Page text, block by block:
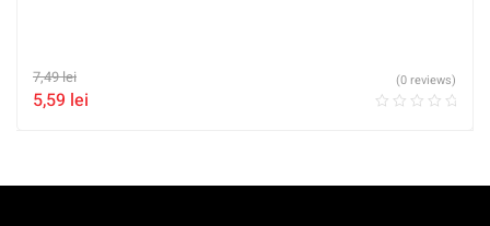
7,49lei
5,59 lei
(0 reviews)